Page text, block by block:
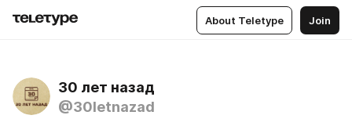
About Teletype Join
30 лет назад
@30letnazad